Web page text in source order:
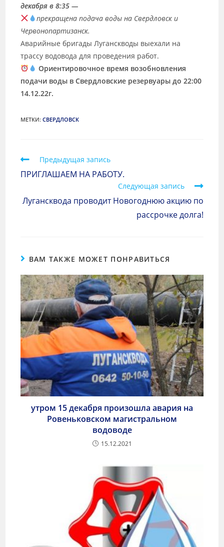
декабря в 8:35 —
прекращена подача воды на Свердловск и
Червонопартизанск.
Аварийные бригады Луганскводы выехали на
трассу водовода для проведения работ.
Ориентировочное время возобновления
подачи воды в Свердловские резервуары до 22:00
14.12.22г.
МЕТКИ:СВЕРДЛОВСК
Предыдущая запись
ПРИГЛАШАЕМ НА РАБОТУ.
Следующая запись
Лугансквода проводит Новогоднюю акцию по
рассрочке долга!
ВАМ ТАКЖЕ МОЖЕТ ПОНРАВИТЬСЯ
утром 15 декабря произошла авария на
Ровеньковском магистральном
водоводе
15.12.2021